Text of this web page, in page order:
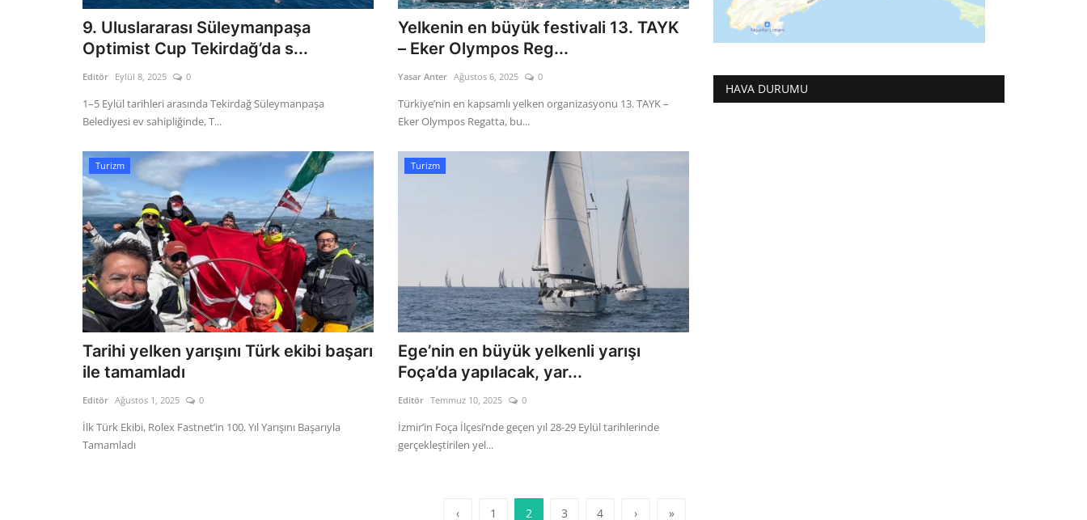
9. Uluslararası Süleymanpaşa
Optimist Cup Tekirdağ’da s...
Editör Eylül 8, 2025 0
1–5 Eylül tarihleri arasında Tekirdağ Süleymanpaşa
Belediyesi ev sahipliğinde, T...
Yelkenin en büyük festivali 13. TAYK
– Eker Olympos Reg...
Yasar Anter Ağustos 6, 2025 0
Türkiye’nin en kapsamlı yelken organizasyonu 13. TAYK –
Eker Olympos Regatta, bu...
Turizm
Tarihi yelken yarışını Türk ekibi başarı
ile tamamladı
Editör Ağustos 1, 2025 0
İlk Türk Ekibi, Rolex Fastnet’in 100. Yıl Yarışını Başarıyla
Tamamladı
Turizm
Ege’nin en büyük yelkenli yarışı
Foça’da yapılacak, yar...
Editör Temmuz 10, 2025 0
İzmir’in Foça İlçesi’nde geçen yıl 28-29 Eylül tarihlerinde
gerçekleştirilen yel...
‹ 1 2 3 4 › »
HAVA DURUMU